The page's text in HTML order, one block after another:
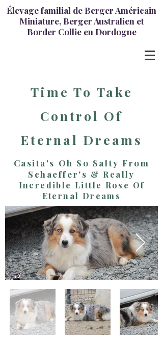
Élevage familial de Berger Américain
Miniature, Berger Australien et
Border Collie en Dordogne
Time To Take
Control Of
Eternal Dreams
Casita's Oh So Salty From
Schaeffer's & Really
Incredible Little Rose Of
Eternal Dreams